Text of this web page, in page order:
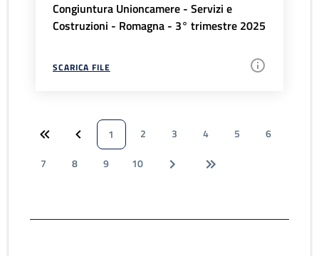
Congiuntura Unioncamere - Servizi e
Costruzioni - Romagna - 3° trimestre 2025
SCARICA FILE
1 2 3 4 5
6
7
8 9 10